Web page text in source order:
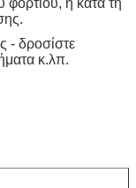
- δροσίστε
κ.λπ.